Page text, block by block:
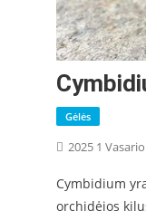
Gėlės
2025 1 Vasario
Cymbidium
orchidėjos